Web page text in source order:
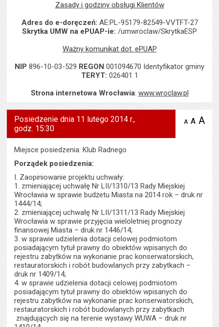
Zasady i godziny obsługi Klientów
Adres do e-doręczeń: AE:PL-95179-82549-VVTFT-27
Skrytka UMW na ePUAP-ie: /umwroclaw/SkrytkaESP
Ważny komunikat dot. ePUAP
NIP 896-10-03-529 REGON 001094670 Identyfikator gminy
TERYT: 026401 1
Strona internetowa Wrocławia: www.wroclaw.pl
Posiedzenie dnia 11 lutego 2014 r.,
godz. 15:30
A zmniejsz
A A
Miejsce posiedzenia: Klub Radnego
Porządek posiedzenia:
I. Zaopiniowanie projektu uchwały:
1. zmieniającej uchwałę Nr LII/1310/13 Rady Miejskiej
Wrocławia w sprawie budżetu Miasta na 2014 rok – druk nr
1444/14;
2. zmieniającej uchwałę Nr LII/1311/13 Rady Miejskiej
Wrocławia w sprawie przyjęcia wieloletniej prognozy
finansowej Miasta – druk nr 1446/14;
3. w sprawie udzielenia dotacji celowej podmiotom
posiadającym tytuł prawny do obiektów wpisanych do
rejestru zabytków na wykonanie prac konserwatorskich,
restauratorskich i robót budowlanych przy zabytkach –
druk nr 1409/14;
4. w sprawie udzielenia dotacji celowej podmiotom
posiadającym tytuł prawny do obiektów wpisanych do
rejestru zabytków na wykonanie prac konserwatorskich,
restauratorskich i robót budowlanych przy zabytkach
znajdujących się na terenie wystawy WUWA – druk nr